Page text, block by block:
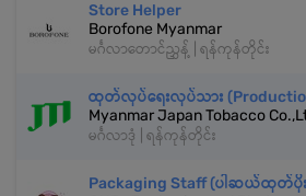
Store Helper
Borofone Myanmar
မင်္ဂလာတောင်ညွှန့် | ရန်ကုန်တိုင်း
ထုတ်လုပ်ရေးလုပ်သား
Myanmar Japan Tobacco
မင်္ဂလာဒုံ | ရန်ကုန်တိုင်း
Packaging Staff (ပါဆယ်ထုတ်ပို